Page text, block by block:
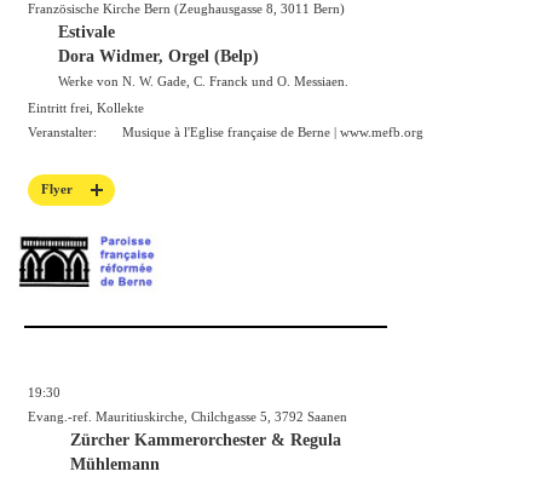
Französische Kirche Bern (Zeughausgasse 8, 3011 Bern)
Estivale
Dora Widmer, Orgel (Belp)
Werke von N. W. Gade, C. Franck und O. Messiaen.
Eintritt frei, Kollekte
Veranstalter:
Musique à l'Eglise française de Berne | www.mefb.org
Flyer
19:30
Evang.-ref. Mauritiuskirche, Chilchgasse 5, 3792 Saanen
Zürcher Kammerorchester & Regula
Mühlemann